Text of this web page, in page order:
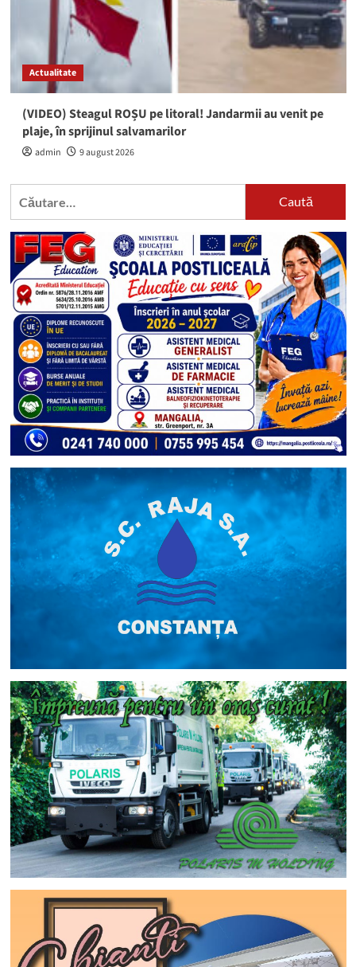
Actualitate
(VIDEO) Steagul ROȘU pe litoral! Jandarmii au venit pe
plaje, în sprijinul salvamarilor
admin 9 august 2026